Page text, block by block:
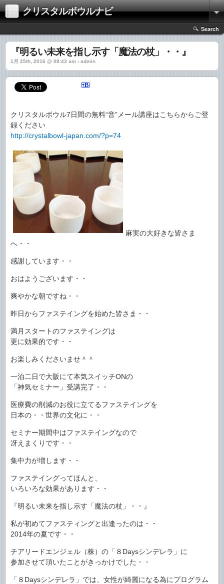
クリスタルボウルナビ
Search
『明るい未来を指し示す「魔法の杖」・・』
1月 25th, 2016 @ 08:43 am › admin
クリスタルボウル7日間の無料“音”メール講座はこちらからご登
録ください
http://crystalbowl-japan.com/?p=74
麻実の大好きな皆さま
へ・・
感謝しています・・
おはようございます・・
爽やかな朝ですね・・
昨日からファステイングを始めた皆さま・・
満月スタートのファステイングは
更に効果的です・・
お楽しみくださいませ＾＾
一泊二日で大阪にて本気スイッチONの
「神気セミナー」受講完了・・
医療費の削減のお役に立てるファステイングを
日本の・・世界の文化に・・
セミナー期間中はファステイングなので
冴えまくりです・・
集中力が増します・・
ファステイングってほんと、
いろいろな効果があります・・
『明るい未来を指し示す「魔法の杖」・・』
私が初めてファスティングと出逢ったのは・・
2014年の夏です・・
チアリードエンジェル（株）の「８Daysシンデレラ」に
参加させて頂いたことがきっかけでした・・
「８Daysシンデレラ」では、女性が綺麗になる為にプログラム